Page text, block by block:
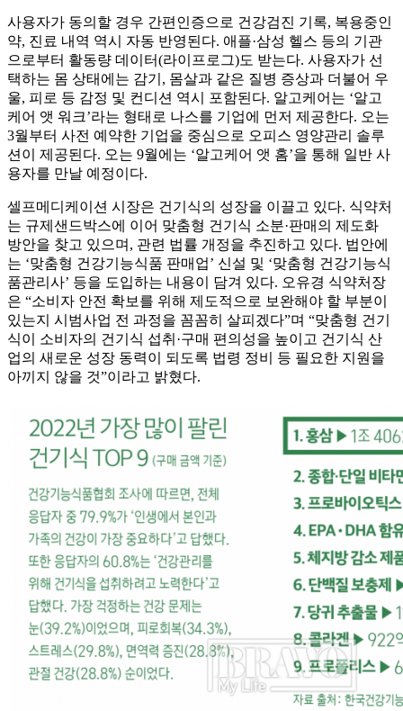
사용자가 동의할 경우 간편인증으로 건강검진 기록, 복용중인
약, 진료 내역 역시 자동 반영된다. 애플·삼성 헬스 등의 기관
으로부터 활동량 데이터(라이프로그)도 받는다. 사용자가 선
택하는 몸 상태에는 감기, 몸살과 같은 질병 증상과 더불어 우
울, 피로 등 감정 및 컨디션 역시 포함된다. 알고케어는 ‘알고
케어 앳 워크’라는 형태로 나스를 기업에 먼저 제공한다. 오는
3월부터 사전 예약한 기업을 중심으로 오피스 영양관리 솔루
션이 제공된다. 오는 9월에는 ‘알고케어 앳 홈’을 통해 일반 사
용자를 만날 예정이다.
셀프메디케이션 시장은 건기식의 성장을 이끌고 있다. 식약처
는 규제샌드박스에 이어 맞춤형 건기식 소분·판매의 제도화
방안을 찾고 있으며, 관련 법률 개정을 추진하고 있다. 법안에
는 ‘맞춤형 건강기능식품 판매업’ 신설 및 ‘맞춤형 건강기능식
품관리사’ 등을 도입하는 내용이 담겨 있다. 오유경 식약처장
은 “소비자 안전 확보를 위해 제도적으로 보완해야 할 부분이
있는지 시범사업 전 과정을 꼼꼼히 살피겠다”며 “맞춤형 건기
식이 소비자의 건기식 섭취·구매 편의성을 높이고 건기식 산
업의 새로운 성장 동력이 되도록 법령 정비 등 필요한 지원을
아끼지 않을 것”이라고 밝혔다.